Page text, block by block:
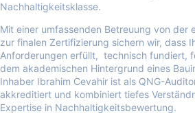
Nachhaltigkeitsklasse.
Mit einer umfassenden Betreuung von der
zur finalen Zertifizierung sichern wir, dass
Anforderungen erfüllt, technisch fundiert,
dem akademischen Hintergrund eines
Inhaber Ibrahim Cevahir ist als QNG-
akkreditiert und kombiniert tiefes
Expertise in Nachhaltigkeitsbewertung.